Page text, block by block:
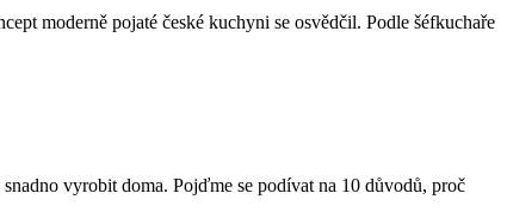
moderně pojaté české kuchyni se osvědčil. Podle šéfkuchaře
vyrobit doma. Pojďme se podívat na 10 důvodů, proč